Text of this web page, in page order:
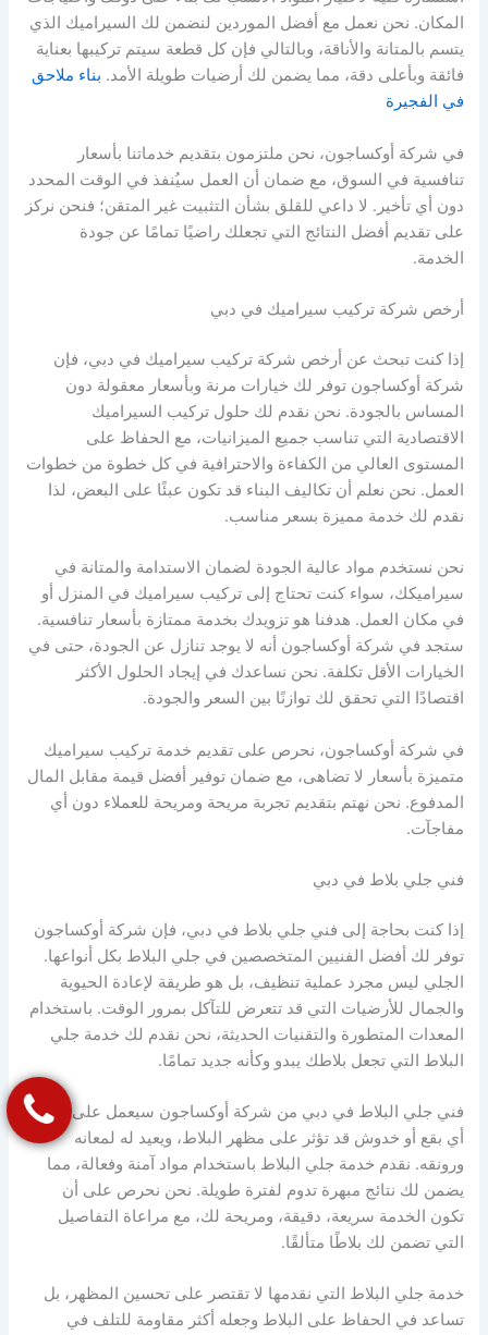
المكان. نحن نعمل مع أفضل الموردين لنضمن لك السيراميك الذي
يتسم بالمتانة والأناقة، وبالتالي فإن كل قطعة سيتم تركيبها بعناية
فائقة وبأعلى دقة، مما يضمن لك أرضيات طويلة الأمد. بناء ملاحق
في الفجيرة
في شركة أوكساجون، نحن ملتزمون بتقديم خدماتنا بأسعار
تنافسية في السوق، مع ضمان أن العمل سيُنفذ في الوقت المحدد
دون أي تأخير. لا داعي للقلق بشأن التثبيت غير المتقن؛ فنحن نركز
على تقديم أفضل النتائج التي تجعلك راضيًا تمامًا عن جودة
الخدمة.
أرخص شركة تركيب سيراميك في دبي
إذا كنت تبحث عن أرخص شركة تركيب سيراميك في دبي، فإن
شركة أوكساجون توفر لك خيارات مرنة وبأسعار معقولة دون
المساس بالجودة. نحن نقدم لك حلول تركيب السيراميك
الاقتصادية التي تناسب جميع الميزانيات، مع الحفاظ على
المستوى العالي من الكفاءة والاحترافية في كل خطوة من خطوات
العمل. نحن نعلم أن تكاليف البناء قد تكون عبئًا على البعض، لذا
نقدم لك خدمة مميزة بسعر مناسب.
نحن نستخدم مواد عالية الجودة لضمان الاستدامة والمتانة في
سيراميكك، سواء كنت تحتاج إلى تركيب سيراميك في المنزل أو
في مكان العمل. هدفنا هو تزويدك بخدمة ممتازة بأسعار تنافسية.
ستجد في شركة أوكساجون أنه لا يوجد تنازل عن الجودة، حتى في
الخيارات الأقل تكلفة. نحن نساعدك في إيجاد الحلول الأكثر
اقتصادًا التي تحقق لك توازنًا بين السعر والجودة.
في شركة أوكساجون، نحرص على تقديم خدمة تركيب سيراميك
متميزة بأسعار لا تضاهى، مع ضمان توفير أفضل قيمة مقابل المال
المدفوع. نحن نهتم بتقديم تجربة مريحة ومريحة للعملاء دون أي
مفاجآت.
فني جلي بلاط في دبي
إذا كنت بحاجة إلى فني جلي بلاط في دبي، فإن شركة أوكساجون
توفر لك أفضل الفنيين المتخصصين في جلي البلاط بكل أنواعها.
الجلي ليس مجرد عملية تنظيف، بل هو طريقة لإعادة الحيوية
والجمال للأرضيات التي قد تتعرض للتآكل بمرور الوقت. باستخدام
المعدات المتطورة والتقنيات الحديثة، نحن نقدم لك خدمة جلي
البلاط التي تجعل بلاطك يبدو وكأنه جديد تمامًا.
فني جلي البلاط في دبي من شركة أوكساجون سيعمل على إزالة
أي بقع أو خدوش قد تؤثر على مظهر البلاط، ويعيد له لمعانه
ورونقه. نقدم خدمة جلي البلاط باستخدام مواد آمنة وفعالة، مما
يضمن لك نتائج مبهرة تدوم لفترة طويلة. نحن نحرص على أن
تكون الخدمة سريعة، دقيقة، ومريحة لك، مع مراعاة التفاصيل
التي تضمن لك بلاطًا متألقًا.
خدمة جلي البلاط التي نقدمها لا تقتصر على تحسين المظهر، بل
تساعد في الحفاظ على البلاط وجعله أكثر مقاومة للتلف في